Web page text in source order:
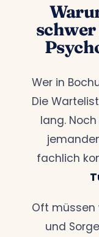
Wer in
Die
lang.
fachlich
Oft müssen
und